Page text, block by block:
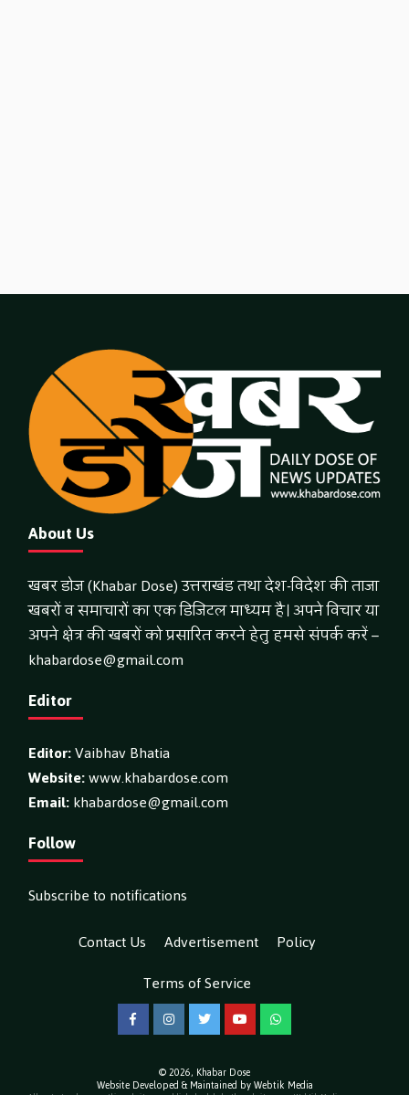
About Us
खबर डोज (Khabar Dose) उत्तराखंड तथा देश-विदेश की ताजा
खबरों व समाचारों का एक डिजिटल माध्यम है। अपने विचार या
अपने क्षेत्र की खबरों को प्रसारित करने हेतु हमसे संपर्क करें –
khabardose@gmail.com
Editor
Editor:Vaibhav Bhatia
Website:www.khabardose.com
Email:khabardose@gmail.com
Follow
Subscribe to notifications
Contact Us
Advertisement
Policy
Terms of Service
FacebookInstagramTwitterYouTubeWhatsApp
© 2026, Khabar Dose
Website Developed & Maintained by Webtik Media